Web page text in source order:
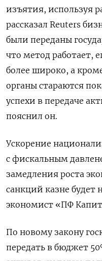
изъятия, используя
рассказал Reuters
были переданы
что метод работает,
более широко, а
органы стараются
успехи в передаче
пояснил он.
Ускорение
с фискальным
замедления роста
санкций казне будет
экономист «ПФ
По новому закону
передать в бюджет